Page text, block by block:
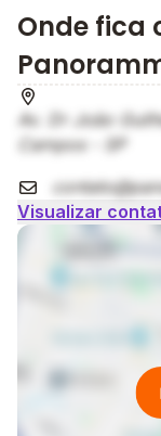
profissionais.
educacional
sendo uma
as próximas
Onde fica
Av. Dr João
Campos - SP
Visualizar